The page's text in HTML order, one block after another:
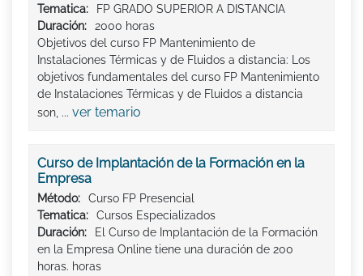
Tematica:
FP GRADO SUPERIOR A DISTANCIA
Duración:
2000 horas
Objetivos del curso FP Mantenimiento de
Instalaciones Térmicas y de Fluidos a distancia: Los
objetivos fundamentales del curso FP Mantenimiento
de Instalaciones Térmicas y de Fluidos a distancia
son, ... ver temario
Curso de Implantación de la Formación en la
Empresa
Método:
Curso FP Presencial
Tematica:
Cursos Especializados
Duración:
El Curso de Implantación de la Formación
en la Empresa Online tiene una duración de 200
horas. horas